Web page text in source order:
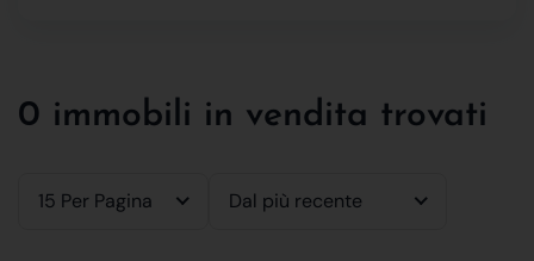
0 immobili in vendita trovati
15 Per Pagina Dal più recente